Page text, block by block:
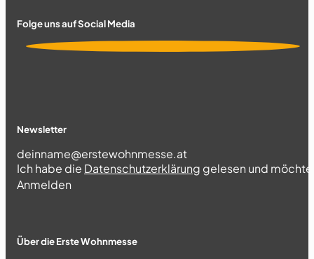
Folge uns auf Social Media
Newsletter
Section
Ich habe die Datenschutzerklärung gelesen und
Abschnitt
Anmelden
Über die Erste Wohnmesse